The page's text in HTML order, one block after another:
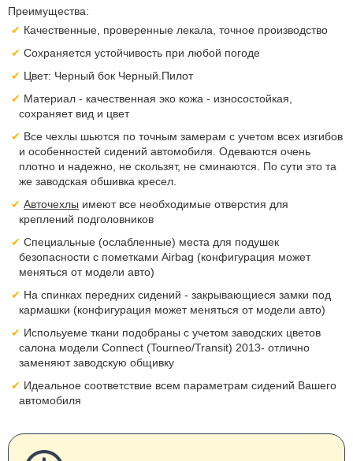
Преимущества:
Качественные, проверенные лекала, точное производство
Сохраняется устойчивость при любой погоде
Цвет: Черный бок Черный.Пилот
Материал - качественная эко кожа - износостойкая,
сохраняет вид и цвет
Все чехлы шьются по точным замерам с учетом всех изгибов
и особенностей сидений автомобиля. Одеваются очень
плотно и надежно, не скользят, не сминаются. По сути это та
же заводская обшивка кресел.
Авточехлы имеют все необходимые отверстия для
креплений подголовников
Специальные (ослабленные) места для подушек
безопасности с пометками Airbag (конфигурация может
меняться от модели авто)
На спинках передних сидений - закрывающиеся замки под
кармашки (конфигурация может меняться от модели авто)
Испольуеме ткани подобраны с учетом заводских цветов
салона модели Connect (Tourneo/Transit) 2013- отлично
заменяют заводскую общивку
Идеальное соответствие всем параметрам сидений Вашего
автомобиля